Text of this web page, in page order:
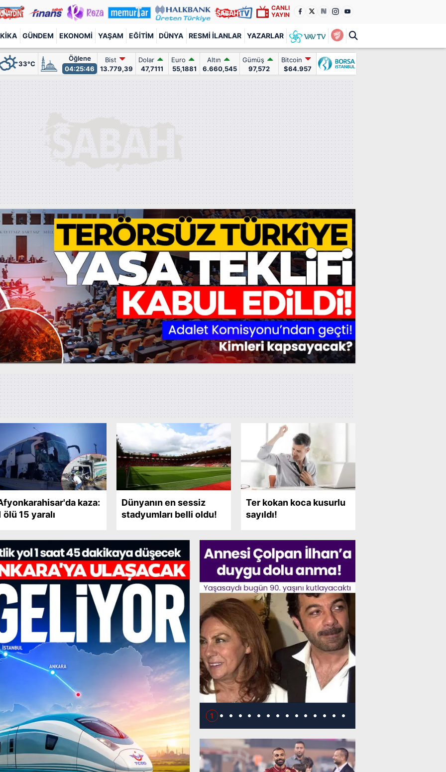
CANLI
YAYIN
GÜNDEM EKONOMI YAŞAM EĞITIM DÜNYA RESMI İLANLAR YAZARLAR
33°C
Öğlene
04:25:44
Bist
13.779,39
Dolar
47,7111
Euro
55,1881
Altın
6.660,545
Gümüş
97,572
Bitcoin
$64.957
kaza:
ölü 15 yaralı
Dünyanın en sessiz
stadyumları belli oldu!
Ter kokan koca kusurlu
sayıldı!
1